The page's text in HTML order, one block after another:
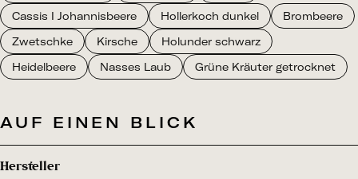
Cassis I Johannisbeere
Hollerkoch dunkel
Brombeere
Zwetschke
Kirsche
Holunder schwarz
Heidelbeere
Nasses Laub Grüne Kräuter getrocknet
AUF EINEN BLICK
Hersteller